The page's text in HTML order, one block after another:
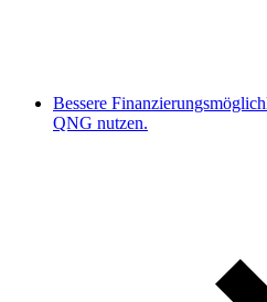
Bessere
QNG nutzen.